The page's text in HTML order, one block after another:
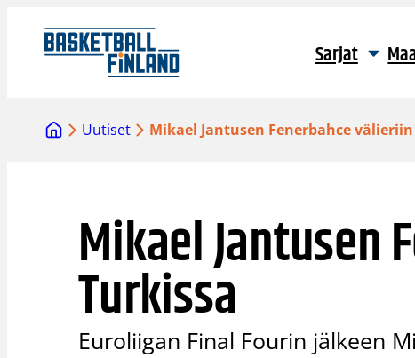
sisältöön
Sarjat
Uutiset Mikael Jantusen Fenerbahce
Mikael Jantusen
Turkissa
Euroliigan Final Fourin jälkeen